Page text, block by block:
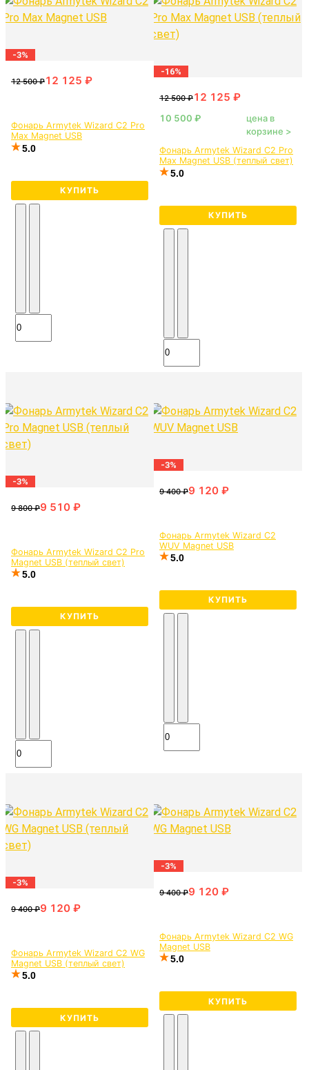
-3%
Фонарь Armytek Wizard C2 Pro
Max Magnet USB
5.0
КУПИТЬ
-16%
цена в
корзине >
Фонарь Armytek Wizard C2 Pro
Max Magnet USB (теплый свет)
5.0
КУПИТЬ
-3%
Фонарь Armytek Wizard C2 Pro
Magnet USB (теплый свет)
5.0
КУПИТЬ
-3%
Фонарь Armytek Wizard C2
WUV Magnet USB
5.0
КУПИТЬ
-3%
Фонарь Armytek Wizard C2 WG
Magnet USB (теплый свет)
5.0
КУПИТЬ
-3%
Фонарь Armytek Wizard C2 WG
Magnet USB
5.0
КУПИТЬ